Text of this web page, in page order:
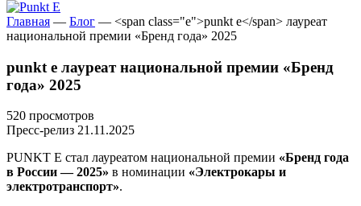
Главная — Блог — <span class="e">punkt e</span> лауреат
национальной премии «Бренд года» 2025
punkt e лауреат национальной премии «Бренд
года» 2025
520 просмотров
Пресс-релиз 21.11.2025
PUNKT E стал лауреатом национальной премии «Бренд года
в России — 2025» в номинации «Электрокары и
электротранспорт».